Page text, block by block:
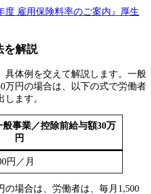
度 雇用保険料率のご案内』厚生
を解説
具体例を交えて解説します。一般
万円の場合は、以下の式で労働者
ます。
事業／控除前給与額30万
円
円／月
の場合は、労働者は、毎月1,500